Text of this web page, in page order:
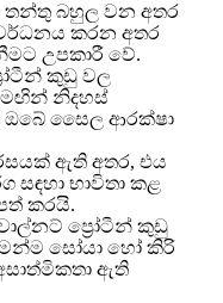
තන්තු බහුල වන අතර
කරන අතර
උපකාරී වේ.
කුඩු වල
නිදහස්
ඔබේ සෛල ආරක්ෂා
ඇති අතර, එය
සඳහා භාවිතා කළ
කරයි.
ප්‍රෝටීන් කුඩු
සෝයා හෝ කිරි
ඇති